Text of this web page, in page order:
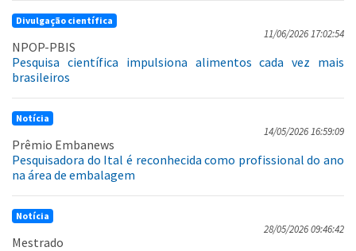
Divulgação científica
11/06/2026 17:02:54
NPOP-PBIS
Pesquisa científica impulsiona alimentos cada vez mais
brasileiros
Notícia
14/05/2026 16:59:09
Prêmio Embanews
Pesquisadora do Ital é reconhecida como profissional do ano
na área de embalagem
Notícia
28/05/2026 09:46:42
Mestrado